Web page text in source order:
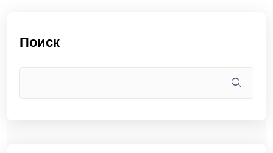
Поиск